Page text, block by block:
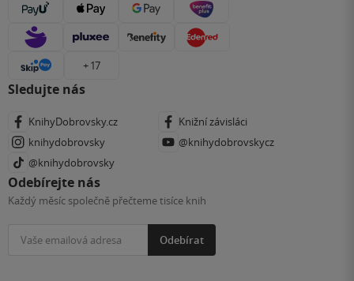
+ 17
Sledujte nás
KnihyDobrovsky.cz
Knižní závisláci
knihydobrovsky
@knihydobrovskycz
@knihydobrovsky
Odebírejte nás
Každý měsíc společně přečteme tisíce knih
Odebírat